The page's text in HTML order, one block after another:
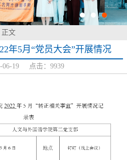
正文
年5月“党员大会”开展情况
06-19 点击： 9939